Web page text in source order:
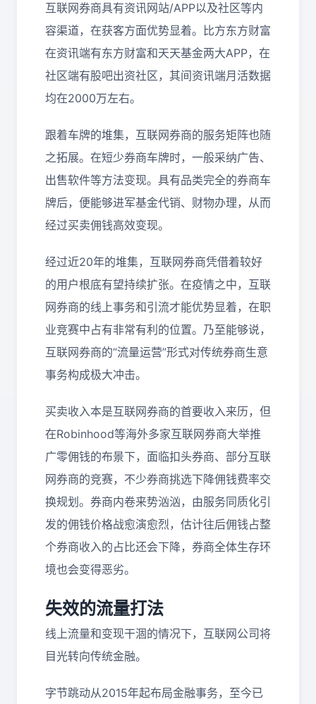
互联网券商具有资讯网站/APP以及社区等内
容渠道，在获客方面优势显着。比方东方财富
在资讯端有东方财富和天天基金两大APP，在
社区端有股吧出资社区，其间资讯端月活数据
均在2000万左右。
跟着车牌的堆集，互联网券商的服务矩阵也随
之拓展。在短少券商车牌时，一般采纳广告、
出售软件等方法变现。具有品类完全的券商车
牌后，便能够进军基金代销、财物办理，从而
经过买卖佣钱高效变现。
经过近20年的堆集，互联网券商凭借着较好
的用户根底有望持续扩张。在疫情之中，互联
网券商的线上事务和引流才能优势显着，在职
业竞赛中占有非常有利的位置。乃至能够说，
互联网券商的“流量运营”形式对传统券商生意
事务构成极大冲击。
买卖收入本是互联网券商的首要收入来历，但
在Robinhood等海外多家互联网券商大举推
广零佣钱的布景下，面临扣头券商、部分互联
网券商的竞赛，不少券商挑选下降佣钱费率交
换规划。券商内卷来势汹汹，由服务同质化引
发的佣钱价格战愈演愈烈，估计往后佣钱占整
个券商收入的占比还会下降，券商全体生存环
境也会变得恶劣。
失效的流量打法
线上流量和变现干涸的情况下，互联网公司将
目光转向传统金融。
字节跳动从2015年起布局金融事务，至今已